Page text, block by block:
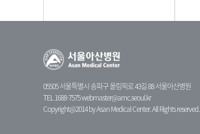
05505 서울특별시 송파구 올림픽로 43길 88 서울아산병원
TEL 1688-7575webmaster@amc.seoul.kr
Copyright@2014 by Asan Medical Center. All Rights reserved.